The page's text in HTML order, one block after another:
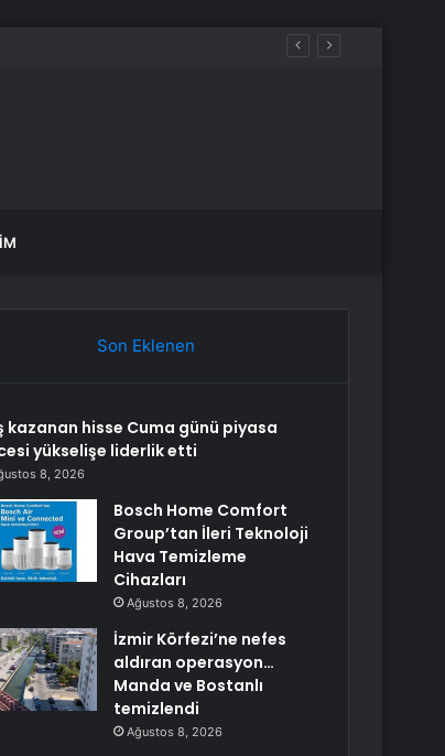
Son Eklenen
kazanan hisse Cuma günü piyasa
yükselişe liderlik etti
8, 2026
Bosch Home Comfort
Group’tan İleri Teknoloji
Hava Temizleme
Cihazları
Ağustos 8, 2026
İzmir Körfezi’ne nefes
aldıran operasyon…
Manda ve Bostanlı
temizlendi
Ağustos 8, 2026